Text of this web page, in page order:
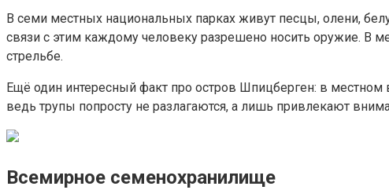
В семи местных национальных парках живут песцы, олени,
связи с этим каждому человеку разрешено носить оружие. В
стрельбе.
Ещё один интересный факт про остров Шпицберген: в местном
ведь трупы попросту не разлагаются, а лишь привлекают
Всемирное семенохранилище